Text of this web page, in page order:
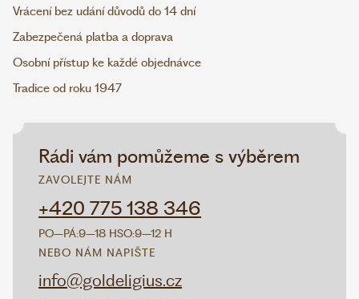
Rádi vám pomůžeme s výběrem
ZAVOLEJTE NÁM
+420 775 138 346
PO–PÁ:9–18 HSO:9–12 H
NEBO NÁM NAPIŠTE
info@goldeligius.cz
Vrácení bez udání důvodů do 14 dní
Zabezpečená platba a doprava
Osobní přístup ke každé objednávce
Tradice od roku 1947